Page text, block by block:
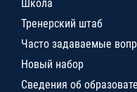
Школа
Тренерский штаб
Часто задаваемые
Новый набор
Сведения об